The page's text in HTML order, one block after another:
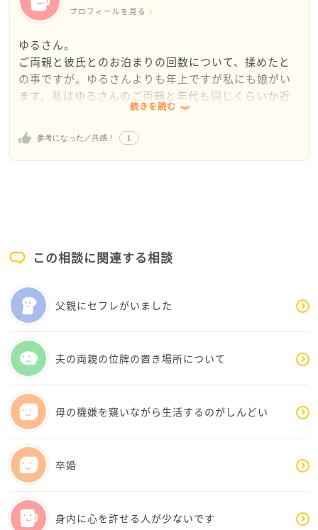
プロフィールを見る
ゆるさん。
ご両親と彼氏とのお泊まりの回数について、揉めたと
の事ですが。ゆるさんよりも年上ですが私にも娘がい
ます。私はゆるさんのご両親と年代も同じくらいか近
いと思うので、その上で思うのは、回数が問題なんじ
ゃなくて、どんな人か知らない男性と泊まるってのが
ご両親の年代的には価値観として理解が難しいので
す。ご両親世代は彼氏と泊まるって事はなかなか出来
です。単に、彼氏が好きだから毎日一緒にいたくて、
帰りたくないから同棲するって事に、心から賛成する
てからとか言ったりするのだと思います。
でも、前の言動などからゆるさんは、彼氏さんをご両
こうなると、ゆるさんとご両親は平行線です。お互い
に考え方を擦り合わせてみるとか、相手の立場になっ
り添うのも難しいかなと思います。
なので、親と彼氏とどっちを選ぶなんて、この段階で
んの事、ご両親は知らないですから。
前の投稿にもありますが、ゆるさんも成人されて、働
いているし、来年には一人暮らししてみようと思われ
たようですし、ご両親と価値観や考え方が大きく違う
なと思われるなら、まずは、同棲とかなしで、自立し
続きを読む
参考になった／共感！ 1
この相談に関連する相談
父親にセフレがいました
夫の両親の位牌の置き場所について
母の機嫌を窺いながら生活するのがしんどい
卒婚
身内に心を許せる人が少ないです